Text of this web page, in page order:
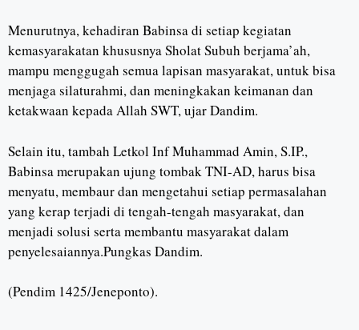
Menurutnya, kehadiran Babinsa di setiap kegiatan
kemasyarakatan khususnya Sholat Subuh berjama’ah,
mampu menggugah semua lapisan masyarakat, untuk bisa
menjaga silaturahmi, dan meningkakan keimanan dan
ketakwaan kepada Allah SWT, ujar Dandim.
Selain itu, tambah Letkol Inf Muhammad Amin, S.IP.,
Babinsa merupakan ujung tombak TNI-AD, harus bisa
menyatu, membaur dan mengetahui setiap permasalahan
yang kerap terjadi di tengah-tengah masyarakat, dan
menjadi solusi serta membantu masyarakat dalam
penyelesaiannya.Pungkas Dandim.
(Pendim 1425/Jeneponto).